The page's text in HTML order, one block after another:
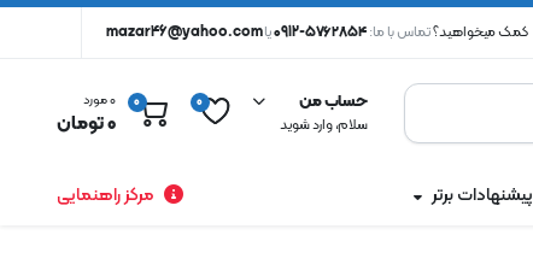
کمک میخواهید؟تماس با ما:۵۷۶۲۸۵۴-0912 یاmazar46@yahoo.com
حساب من
سلام، وارد شوید
0
0 0 مورد
0تومان
پیشنهادات برتر مرکز راهنمایی